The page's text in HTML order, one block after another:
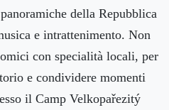
della Repubblica
e intrattenimento. Non
con specialità locali, per
e condividere momenti
il Camp Velkopařezitý